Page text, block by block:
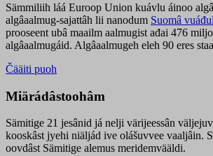
Sämmiliih láá Euroop Union kuávlu áinoo
algâaalmug-sajattâh lii nanodum Suomâ
prooseent ubâ maailm aalmugist ađai 476
algâaalmugáid. Algâaalmugeh eleh 90 eres
Čääiti puoh
Miärádâstoohâm
Sämitige 21 jesânid já nelji värijeessân
kooskâst jyehi niäljád ive olášuvvee vaaljâin.
oovdâst Sämitige alemus meridemvääldi.